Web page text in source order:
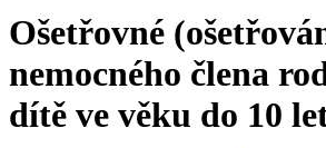
Ošetřovné
nemocného člena
dítě ve věku do 10